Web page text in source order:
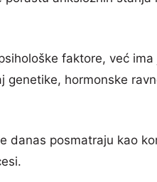
faktore, već
genetike, hormonske
danas posmatraju kao